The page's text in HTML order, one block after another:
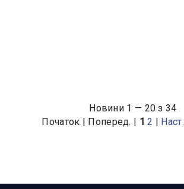
Новини 1 — 20 з 34
Початок | Поперед. | 1 2 | Наст.